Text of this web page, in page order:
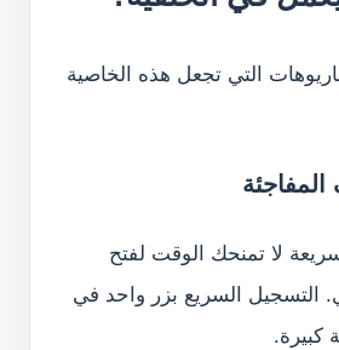
التي تجعل هذه الخاصية
لا تمنحك الوقت لفتح
التسجيل السريع بزر واحد في
كبيرة.